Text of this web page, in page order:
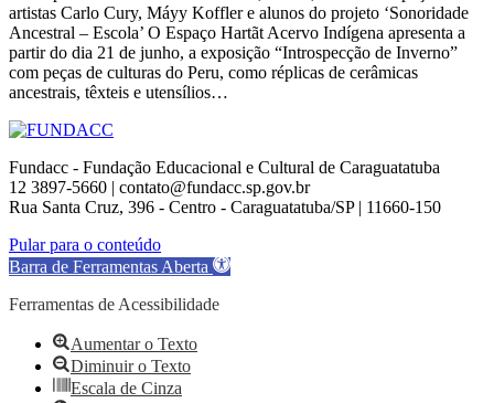
artistas Carlo Cury, Máyy Koffler e alunos do projeto ‘Sonoridade
Ancestral – Escola’ O Espaço Hartãt Acervo Indígena apresenta a
partir do dia 21 de junho, a exposição “Introspecção de Inverno”
com peças de culturas do Peru, como réplicas de cerâmicas
ancestrais, têxteis e utensílios…
Fundacc - Fundação Educacional e Cultural de Caraguatatuba
12 3897-5660 | contato@fundacc.sp.gov.br
Rua Santa Cruz, 396 - Centro - Caraguatatuba/SP | 11660-150
Go
to
Pular para o conteúdo
Barra de Ferramentas Aberta
Ferramentas de Acessibilidade
Aumentar o Texto
Diminuir o Texto
Escala de Cinza